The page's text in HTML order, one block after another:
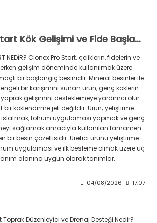
Clonex Pro Start Kök Gelişimi ve Fide Başlangıç Desteği
NEDİR? Clonex Pro Start, çeliklerin, fidelerin ve
gelişim döneminde kullanılmak üzere
bir başlangıç besinidir. Mineral besinler ile
bir karışımını sunan ürün, genç köklerin
gelişimini desteklemeye yardımcı olur.
bir köklendirme jeli değildir. Ürün; yetiştirme
ıslatmak, tohum uygulaması yapmak ve genç
sağlamak amacıyla kullanılan tamamen
bir besin çözeltisidir. Üretici ürünü yetiştirme
uygulaması ve ilk besleme olmak üzere üç
alanına uygun olarak tanımlar.
04/08/2026 17:07